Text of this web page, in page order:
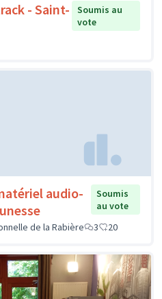
- Saint-
Soumis au
vote
audio-
Soumis
au vote
de la Rabière
3 20